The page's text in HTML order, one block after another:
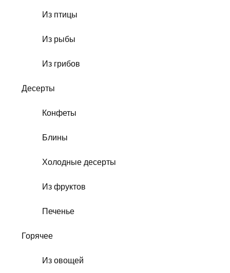
Из птицы
Из рыбы
Из грибов
Десерты
Конфеты
Блины
Холодные десерты
Из фруктов
Печенье
Горячее
Из овощей